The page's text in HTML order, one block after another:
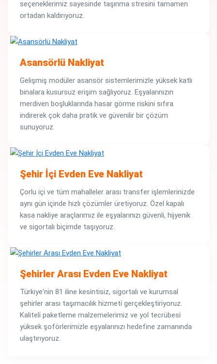
seçeneklerimiz sayesinde taşınma stresini tamamen
ortadan kaldırıyoruz.
Asansörlü Nakliyat
Gelişmiş modüler asansör sistemlerimizle yüksek katlı
binalara kusursuz erişim sağlıyoruz. Eşyalarınızın
merdiven boşluklarında hasar görme riskini sıfıra
indirerek çok daha pratik ve güvenilir bir çözüm
sunuyoruz.
Şehir İçi Evden Eve Nakliyat
Çorlu içi ve tüm mahalleler arası transfer işlemlerinizde
aynı gün içinde hızlı çözümler üretiyoruz. Özel kapalı
kasa nakliye araçlarımız ile eşyalarınızı güvenli, hijyenik
ve sigortalı biçimde taşıyoruz.
Şehirler Arası Evden Eve Nakliyat
Türkiye'nin 81 iline kesintisiz, sigortalı ve kurumsal
şehirler arası taşımacılık hizmeti gerçekleştiriyoruz.
Kaliteli paketleme malzemelerimiz ve yol tecrübesi
yüksek şoförlerimizle eşyalarınızı hedefine zamanında
ulaştırıyoruz.